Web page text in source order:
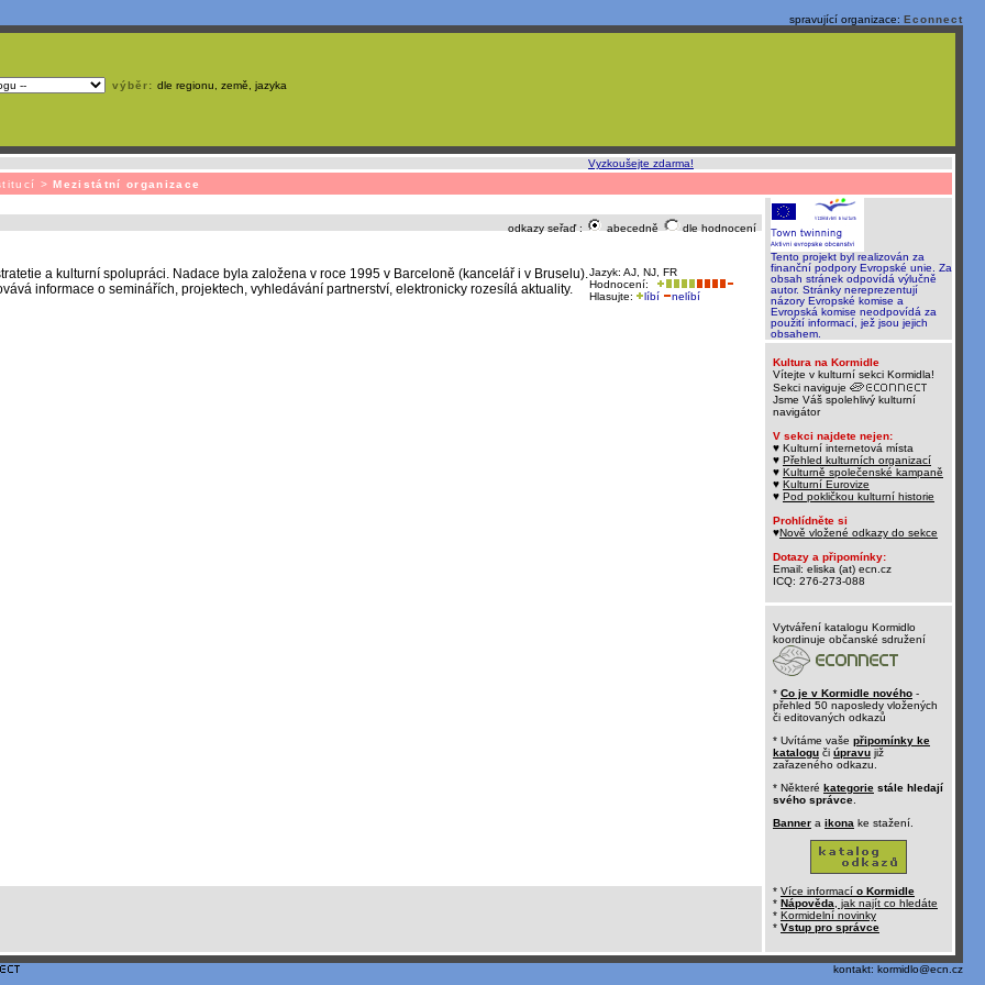
spravující organizace: Econnect
výběr: dle regionu, země, jazyka
Vyzkoušejte zdarma!
>Mezistátní organizace
odkazy seřaď : abecedně dle hodnocení
Jazyk: AJ, NJ, FR
Hodnocení:
Hlasujte:
líbí nelíbí
a kulturní spolupráci. Nadace byla založena v roce 1995 v Barceloně (kancelář i v Bruselu).
informace o seminářích, projektech, vyhledávání partnerství, elektronicky rozesílá aktuality.
Tento projekt byl realizován za
finanční podpory Evropské unie. Za
obsah stránek odpovídá výlučně
autor. Stránky nereprezentují
názory Evropské komise a
Evropská komise neodpovídá za
použití informací, jež jsou jejich
obsahem.
Kultura na Kormidle
Vítejte v kulturní sekci Kormidla!
Sekci naviguje
Jsme Váš spolehlivý kulturní
navigátor
V sekci najdete nejen:
♥ Kulturní internetová místa
♥ Přehled kulturních organizací
♥ Kulturně společenské kampaně
♥ Kulturní Eurovize
♥ Pod pokličkou kulturní historie
Prohlídněte si
♥Nově vložené odkazy do sekce
Dotazy a připomínky:
Email: eliska (at) ecn.cz
ICQ: 276-273-088
Vytváření katalogu Kormidlo
koordinuje občanské sdružení
* Co je v Kormidle nového -
přehled 50 naposledy vložených
či editovaných odkazů
* Uvítáme vaše připomínky ke
katalogu či úpravu již
zařazeného odkazu.
* Některé kategorie stále hledají
svého správce
Banner a ikona ke stažení.
* Více informací o Kormidle
* Nápověda , jak najít co hledáte
* Kormidelní novinky
* Vstup pro správce
kontakt: kormidlo@ecn.cz